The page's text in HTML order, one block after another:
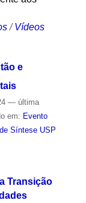
/Vídeos
e
— última
em: Evento
Síntese USP
Transição